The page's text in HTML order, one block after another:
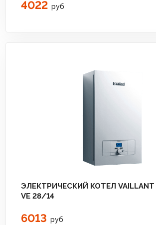
4022 руб
ЭЛЕКТРИЧЕСКИЙ КОТЕЛ VAILLANT
VE 28/14
6013 руб